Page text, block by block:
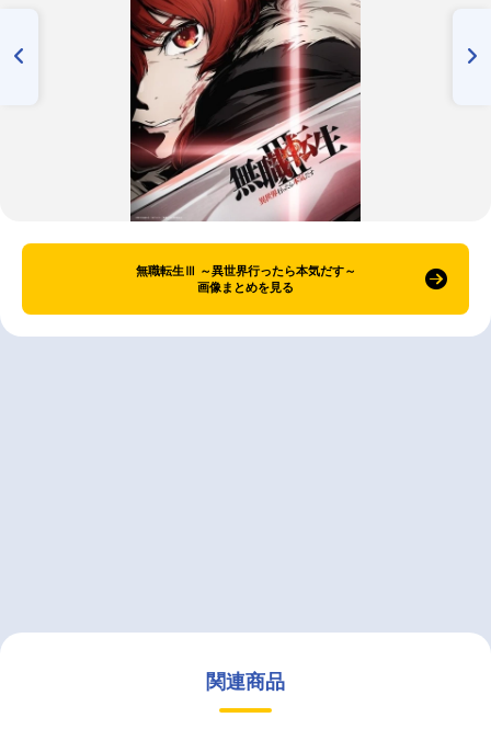
無職転生Ⅲ ～異世界行ったら本気だす～
画像まとめを見る
関連商品